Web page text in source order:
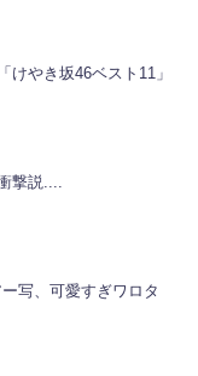
けやき坂46ベスト11」
撃説....
写、可愛すぎワロタ